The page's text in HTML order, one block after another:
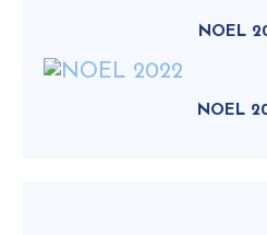
NOEL
NOEL